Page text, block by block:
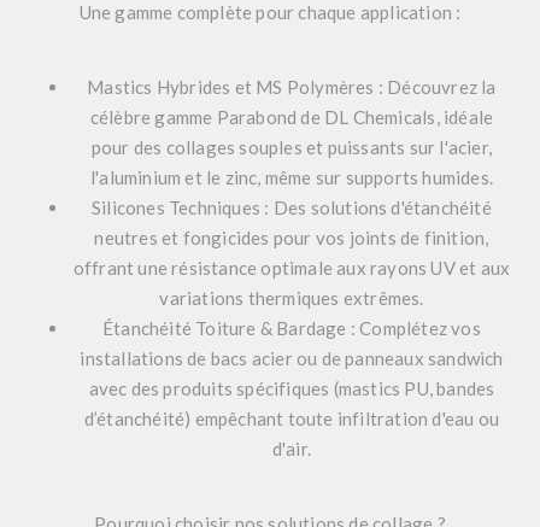
Une gamme complète pour chaque application :
Mastics Hybrides et MS Polymères : Découvrez la
célèbre gamme Parabond de DL Chemicals, idéale
pour des collages souples et puissants sur l'acier,
l'aluminium et le zinc, même sur supports humides.
Silicones Techniques : Des solutions d'étanchéité
neutres et fongicides pour vos joints de finition,
offrant une résistance optimale aux rayons UV et aux
variations thermiques extrêmes.
Étanchéité Toiture & Bardage : Complétez vos
installations de bacs acier ou de panneaux sandwich
avec des produits spécifiques (mastics PU, bandes
d’étanchéité) empêchant toute infiltration d'eau ou
d'air.